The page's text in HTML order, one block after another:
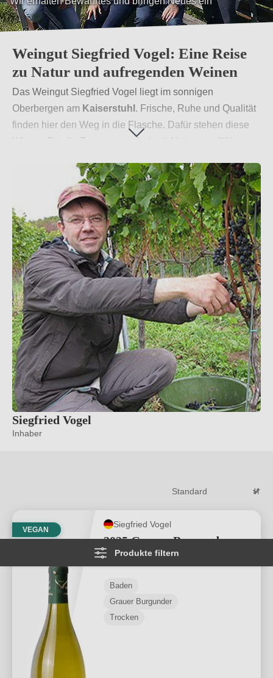
Weingut Siegfried Vogel: Eine Reise
zu Natur und aufregenden Weinen
Das Weingut Siegfried Vogel liegt im sonnigen
Oberbergen am Kaiserstuhl . Frische, Ruhe und Qualität
finden hier den Weg in die Flasche. Dafür stehen diese
Winzer. Für die Zusammenarbeit mit Natur, sorgfältiger
bis zur Weiterverarbeitung. Frei von tierischen Stoffen
können auch veganer in Genuss der natürlichen
Traubenaromen kommen, die dem Wein seinen
einzigartigen Geschmack geben.Weiterlesen→
Siegfried Vogel
Inhaber
Produkte filtern
VEGAN
Siegfried Vogel
2025 Grauer Burgunder
"Geniesser Wein"
Baden
Grauer Burgunder
Trocken